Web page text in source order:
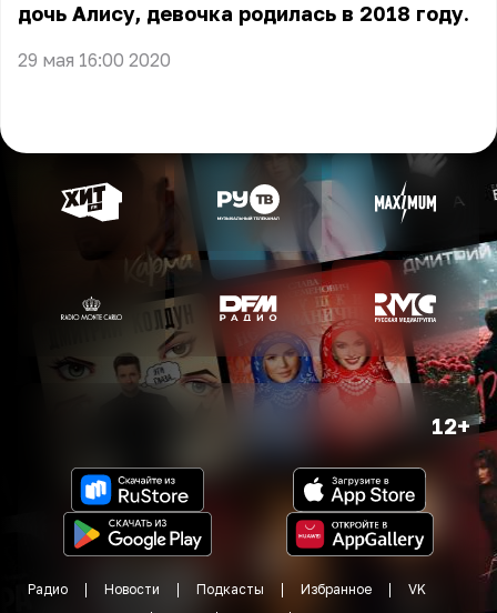
дочь Алису, девочка родилась в 2018 году.
29 мая 16:00 2020
12+
Радио Новости Подкасты Избранное
VK